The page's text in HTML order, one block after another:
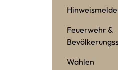
Feuerwehr &
Wahlen